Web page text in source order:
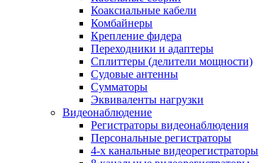
Коаксиальные кабели
Комбайнеры
Крепление фидера
Переходники и адаптеры
Сплиттеры (делители мощности)
Судовые антенны
Сумматоры
Эквиваленты нагрузки
Видеонаблюдение
Регистраторы видеонаблюдения
Персональные регистраторы
4-х канальные видеорегистраторы